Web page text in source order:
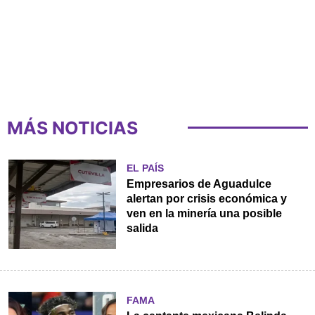
MÁS NOTICIAS
EL PAÍS
Empresarios de Aguadulce
alertan por crisis económica y
ven en la minería una posible
salida
FAMA